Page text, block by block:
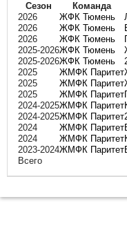
Сезон
Команда
2026
ЖФК Тюмень
2026
ЖФК Тюмень
2026
ЖФК Тюмень
2025-2026ЖФК Тюмень
2025-2026ЖФК Тюмень
2025
ЖМФК Паритет
2025
ЖМФК Паритет
2025
ЖМФК Паритет
2024-2025ЖМФК Паритет
2024-2025ЖМФК Паритет
2024
ЖМФК Паритет
2024
ЖМФК Паритет
2023-2024ЖМФК Паритет
Всего